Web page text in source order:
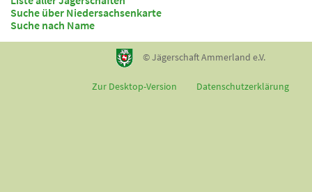
Suche über Niedersachsenkarte
Suche nach Name
© Jägerschaft Ammerland e.V.
Zur Desktop-Version Datenschutzerklärung